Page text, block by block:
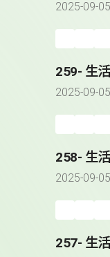
2025-09-05
259- 生
2025-09-05
258- 生
2025-09-05
257- 生